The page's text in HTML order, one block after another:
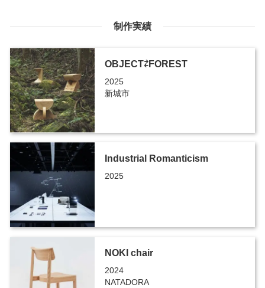
制作実績
OBJECT⇄FOREST
2025
新城市
Industrial Romanticism
2025
NOKI chair
2024
NATADORA